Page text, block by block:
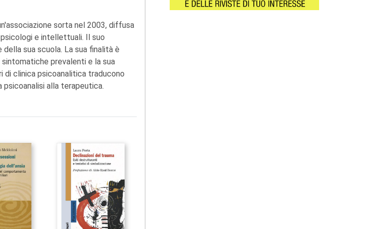
sorta nel 2003, diffusa
e intellettuali. Il suo
sua scuola. La sua finalità è
prevalenti e la sua
di clinica psicoanalitica traducono
psicoanalisi alla terapeutica.